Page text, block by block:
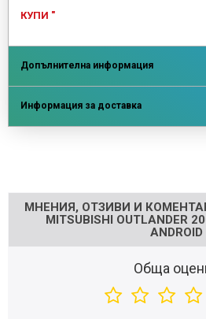
КУПИ "
Допълнителна информация
Информация за доставка
МНЕНИЯ, ОТЗИВИ И
MITSUBISHI OUTLANDER
ANDROID
Обща